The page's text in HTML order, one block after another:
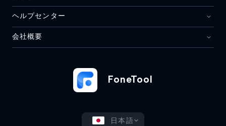
FoneTool
日本語
ヘルプセンター
会社概要